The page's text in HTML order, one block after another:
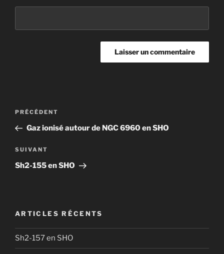
Navigation
l’article
Article
précédent
PRÉCÉDENT
Gaz ionisé autour de NGC 6960 en SHO
Article
suivant
SUIVANT
Sh2-155 en SHO
ARTICLES RÉCENTS
Sh2-157 en SHO